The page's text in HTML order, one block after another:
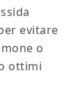
evitare
o
ottimi